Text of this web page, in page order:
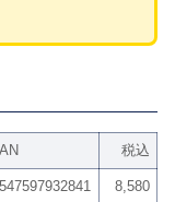
税込
8,580